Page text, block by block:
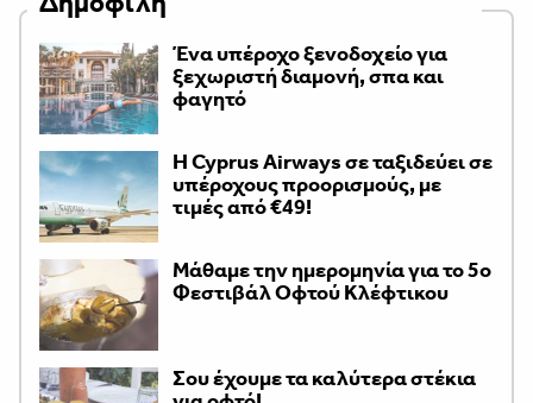
Ένα υπέροχο ξενοδοχείο για
ξεχωριστή διαμονή, σπα και
φαγητό
H Cyprus Airways σε ταξιδεύει σε
υπέροχους προορισμούς, με
τιμές από €49!
Μάθαμε την ημερομηνία για το 5ο
Φεστιβάλ Οφτού Κλέφτικου
Σου έχουμε τα καλύτερα στέκια